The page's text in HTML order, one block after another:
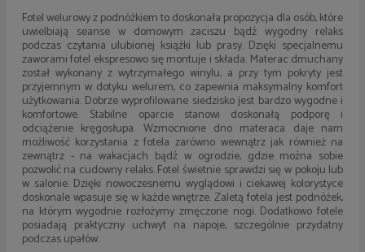
Fotel welurowy z podnóżkiem to doskonała propozycja dla osób, które
uwielbiają seanse w domowym zaciszu bądź wygodny relaks
podczas czytania ulubionej książki lub prasy. Dzięki specjalnemu
zaworami fotel ekspresowo się montuje i składa. Materac dmuchany
został wykonany z wytrzymałego winylu, a przy tym pokryty jest
przyjemnym w dotyku welurem, co zapewnia maksymalny komfort
użytkowania. Dobrze wyprofilowane siedzisko jest bardzo wygodne i
komfortowe. Stabilne oparcie stanowi doskonałą podporę i
odciążenie kręgosłupa. Wzmocnione dno materaca daje nam
możliwość korzystania z fotela zarówno wewnątrz jak również na
zewnątrz - na wakacjach bądź w ogrodzie, gdzie można sobie
pozwolić na cudowny relaks. Fotel świetnie sprawdzi się w pokoju lub
w salonie. Dzięki nowoczesnemu wyglądowi i ciekawej kolorystyce
doskonale wpasuje się w każde wnętrze. Zaletą fotela jest podnóżek,
na którym wygodnie rozłożymy zmęczone nogi. Dodatkowo fotele
posiadają praktyczny uchwyt na napoje, szczególnie przydatny
podczas upałów.